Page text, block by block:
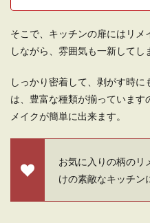
そこで、キッチンの扉にはリ
しながら、雰囲気も一新してし
しっかり密着して、剥がす時
は、豊富な種類が揃っています
メイクが簡単に出来ます。
お気に入りの柄のリ
けの素敵なキッチン